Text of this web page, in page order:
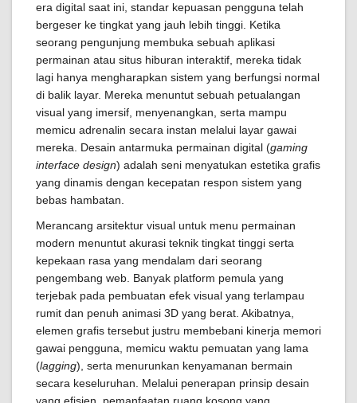
era digital saat ini, standar kepuasan pengguna telah
bergeser ke tingkat yang jauh lebih tinggi. Ketika
seorang pengunjung membuka sebuah aplikasi
permainan atau situs hiburan interaktif, mereka tidak
lagi hanya mengharapkan sistem yang berfungsi normal
di balik layar. Mereka menuntut sebuah petualangan
visual yang imersif, menyenangkan, serta mampu
memicu adrenalin secara instan melalui layar gawai
mereka. Desain antarmuka permainan digital (gaming
interface design) adalah seni menyatukan estetika grafis
yang dinamis dengan kecepatan respon sistem yang
bebas hambatan.
Merancang arsitektur visual untuk menu permainan
modern menuntut akurasi teknik tingkat tinggi serta
kepekaan rasa yang mendalam dari seorang
pengembang web. Banyak platform pemula yang
terjebak pada pembuatan efek visual yang terlampau
rumit dan penuh animasi 3D yang berat. Akibatnya,
elemen grafis tersebut justru membebani kinerja memori
gawai pengguna, memicu waktu pemuatan yang lama
(lagging), serta menurunkan kenyamanan bermain
secara keseluruhan. Melalui penerapan prinsip desain